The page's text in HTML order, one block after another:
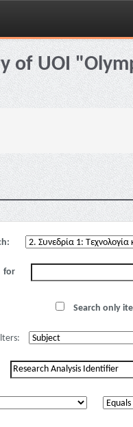
of UOI
for
Search only